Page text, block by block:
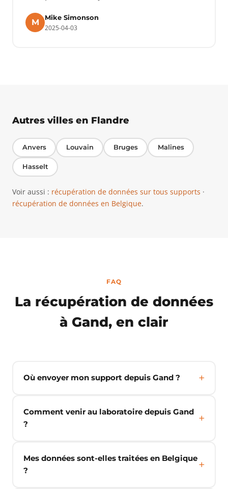
M
Mike Simonson
2025-04-03
Autres villes en Flandre
Anvers Louvain Bruges Malines
Hasselt
Voir aussi : récupération de données sur tous supports ·
récupération de données en Belgique.
FAQ
La récupération de données
à Gand, en clair
Où envoyer mon support depuis Gand ?
Comment venir au laboratoire depuis Gand
?
Mes données sont-elles traitées en Belgique
?